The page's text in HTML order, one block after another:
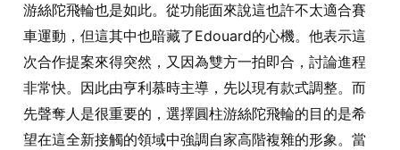
游絲陀飛輪也是如此。從功能面來說這也許不太適合賽
車運動，但這其中也暗藏了Edouard的心機。他表示這
次合作提案來得突然，又因為雙方一拍即合，討論進程
非常快。因此由亨利慕時主導，先以現有款式調整。而
先聲奪人是很重要的，選擇圓柱游絲陀飛輪的目的是希
望在這全新接觸的領域中強調自家高階複雜的形象。當